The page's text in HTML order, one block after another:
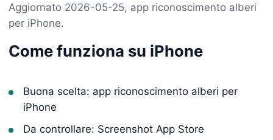
Aggiornato 2026-05-25, app riconoscimento alberi
per iPhone.
Come funziona su iPhone
Buona scelta: app riconoscimento alberi per
iPhone
Da controllare: Screenshot App Store